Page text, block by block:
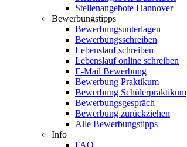
Stellenangebote Hannover
Bewerbungstipps
Bewerbungsunterlagen
Bewerbungsschreiben
Lebenslauf schreiben
Lebenslauf online schreiben
E-Mail Bewerbung
Bewerbung Praktikum
Bewerbung Schülerpraktikum
Bewerbungsgespräch
Bewerbung zurückziehen
Alle Bewerbungstipps
Info
FAQ